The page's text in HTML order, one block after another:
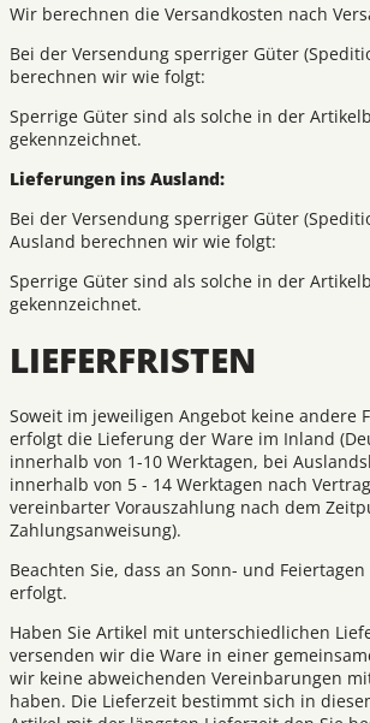
Wir berechnen die Versandkosten nach
Bei der Versendung sperriger Güter
berechnen wir wie folgt:
Sperrige Güter sind als solche in der
gekennzeichnet.
Lieferungen ins Ausland:
Bei der Versendung sperriger Güter
Ausland berechnen wir wie folgt:
Sperrige Güter sind als solche in der
gekennzeichnet.
LIEFERFRISTEN
Soweit im jeweiligen Angebot keine andere
erfolgt die Lieferung der Ware im Inland
innerhalb von 1-10 Werktagen, bei
innerhalb von 5 - 14 Werktagen nach
vereinbarter Vorauszahlung nach dem
Zahlungsanweisung).
Beachten Sie, dass an Sonn- und
erfolgt.
Haben Sie Artikel mit unterschiedlichen
versenden wir die Ware in einer
wir keine abweichenden Vereinbarungen
haben. Die Lieferzeit bestimmt sich in